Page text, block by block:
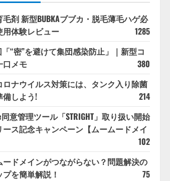
剤 新型BUBKAブブカ・脱毛薄毛ハゲ必
用体験レビュー
1285
「“密”を避けて集団感染防止」｜新型コ
口メモ
380
ロナウイルス対策には、タンク入り除菌
備しよう!
214
同意管理ツール「STRIGHT」取り扱い開始
ース記念キャンペーン【ムームードメイ
102
ードメインがつながらない？問題解決の
を簡単解説！
75